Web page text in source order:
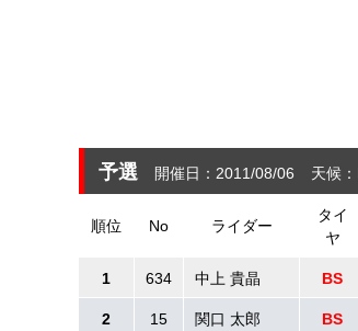
予選 開催日：2011/08/06 天候
順位 No ライダー
タイ
ヤ
1 634 中上 貴晶 BS
2 15 関口 太郎 BS